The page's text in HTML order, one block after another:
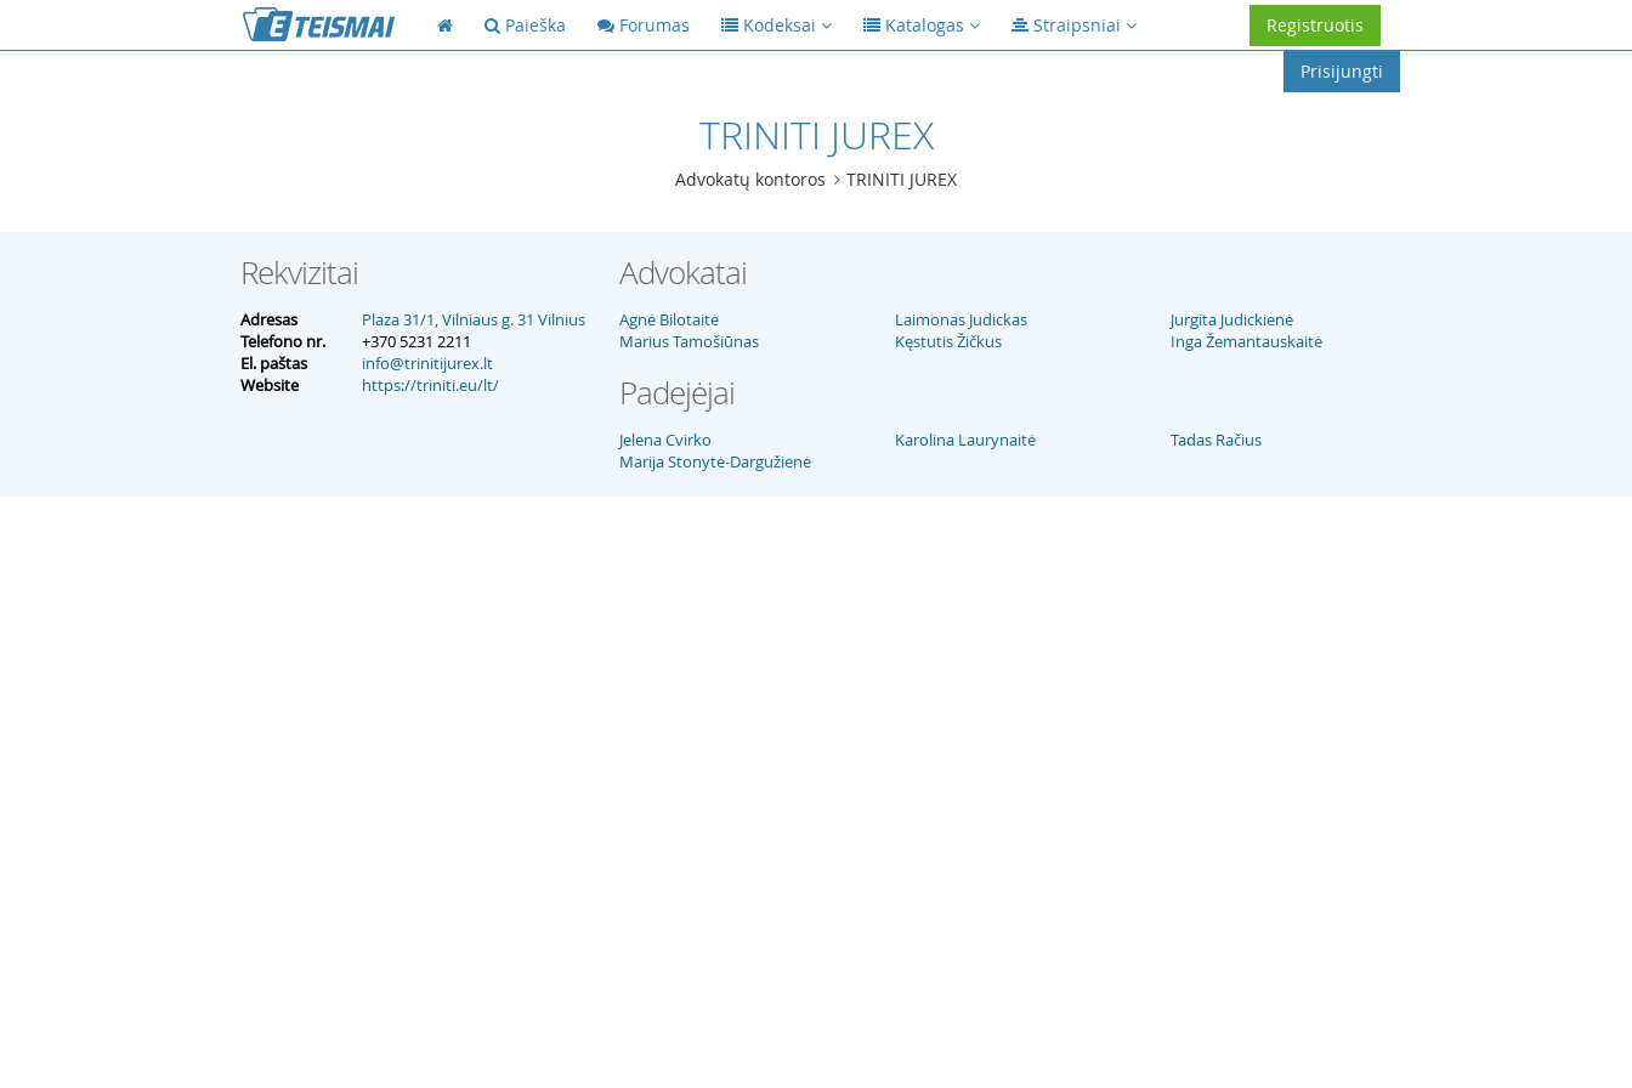
Paieška Forumas Kodeksai Katalogas Straipsniai
Registruotis
Prisijungti
TRINITI JUREX
Advokatų kontoros TRINITI JUREX
Rekvizitai
Adresas
Plaza 31/1, Vilniaus g. 31 Vilnius
Telefono nr.
+370 5231 2211
El. paštas
info@trinitijurex.lt
Website
https://triniti.eu/lt/
Advokatai
Agnė Bilotaitė Laimonas Judickas
Jurgita Judickienė
Marius Tamošiūnas
Kęstutis Žičkus Inga Žemantauskaitė
Padejėjai
Jelena Cvirko Karolina Laurynaitė
Tadas Račius
Marija Stonytė-Dargužienė